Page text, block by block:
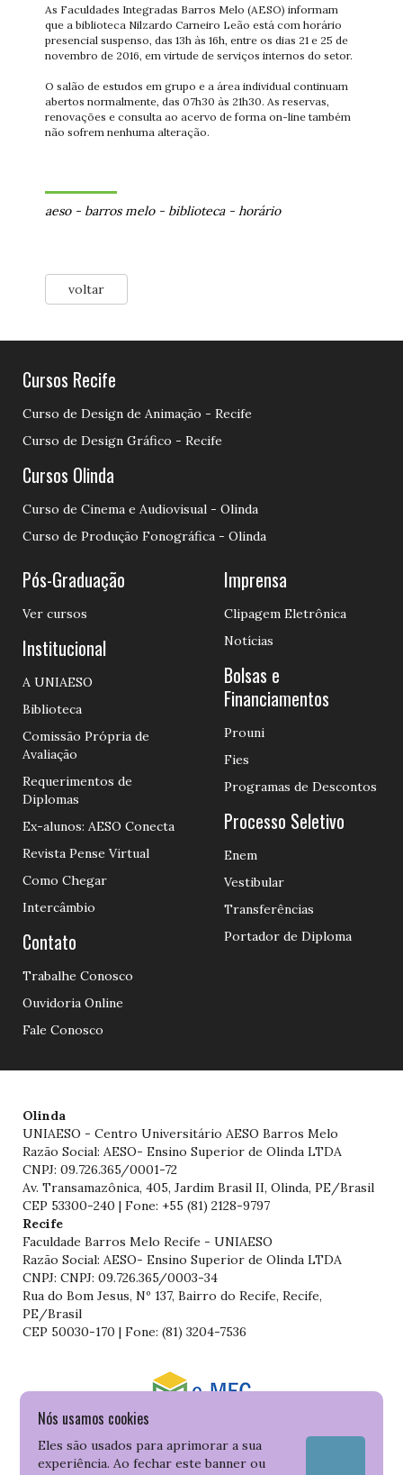
As Faculdades Integradas Barros Melo (AESO) informam
que a biblioteca Nilzardo Carneiro Leão está com horário
presencial suspenso, das 13h às 16h, entre os dias 21 e 25 de
novembro de 2016, em virtude de serviços internos do setor.
O salão de estudos em grupo e a área individual continuam
abertos normalmente, das 07h30 às 21h30. As reservas,
renovações e consulta ao acervo de forma on-line também
não sofrem nenhuma alteração.
aeso- barros melo- biblioteca- horário
voltar
Nós usamos cookies
Eles são usados para aprimorar a sua
experiência. Ao fechar este banner ou
Cursos Recife
Curso de Design de Animação - Recife
Curso de Design Gráfico - Recife
Cursos Olinda
Curso de Cinema e Audiovisual - Olinda
Curso de Produção Fonográfica - Olinda
Pós-Graduação
Ver cursos
Institucional
A UNIAESO
Biblioteca
Comissão Própria de
Avaliação
Requerimentos de
Diplomas
Ex-alunos: AESO Conecta
Revista Pense Virtual
Como Chegar
Intercâmbio
Contato
Trabalhe Conosco
Ouvidoria Online
Fale Conosco
Imprensa
Clipagem Eletrônica
Notícias
Bolsas e
Financiamentos
Prouni
Fies
Programas de Descontos
Processo Seletivo
Enem
Vestibular
Transferências
Portador de Diploma
Olinda
UNIAESO - Centro Universitário AESO Barros Melo
Razão Social: AESO- Ensino Superior de Olinda LTDA
CNPJ: 09.726.365/0001-72
Av. Transamazônica, 405, Jardim Brasil II, Olinda, PE/Brasil
CEP 53300-240 | Fone: +55 (81) 2128-9797
Recife
Faculdade Barros Melo Recife - UNIAESO
Razão Social: AESO- Ensino Superior de Olinda LTDA
CNPJ: CNPJ: 09.726.365/0003-34
Rua do Bom Jesus, Nº 137, Bairro do Recife, Recife,
PE/Brasil
CEP 50030-170 | Fone: (81) 3204-7536
Consulte o cadastro da Instituição no Sistema do e-MEC